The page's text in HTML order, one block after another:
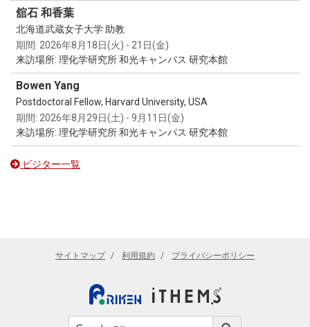
fully modular-invariant quantities. The team
then used RMT₂ to predict quantum
amplitudes for 3D wormholes with multiple
torus-shaped boundaries. A wormhole is a
tunnel-like geometric connection between
otherwise separate regions or boundaries of
spacetime. While it is not a shortcut for
interstellar travel as in sci-fi movies, it
encodes deeply quantum information about
gravity and black holes. For the three-
performed a gravity calculation that agrees
microstates and, in the near future, solving
please see the article in
in the Emerging Talents category and the
chance to pitch again on the main stage of
the Falling Walls Science Summit. This year’s
Tokyo edition was organized by EURAXESS
Japan, the German Centre for Research and
Innovation (DWIH) Tokyo, and Tobitate! Japan.
Riccardo’s research covers nonlinear
dynamics on networks and higher-order
structures, synchronization, Turing pattern
formation, and the control of dynamical
disciplinary work the Falling Walls Lab is
舘石 和香葉
北海道武蔵女子大学 助教
期間: 2026年8月18日(火) - 21日(金)
来訪場所: 理化学研究所 和光キャンパス 研究本館
Bowen Yang
Postdoctoral Fellow, Harvard University, USA
期間: 2026年8月29日(土) - 9月11日(金)
来訪場所: 理化学研究所 和光キャンパス 研究本館
ビジター一覧
サイトマップ 利用規約 プライバシーポリシー